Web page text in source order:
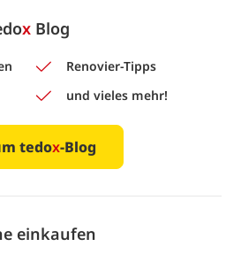
xBlog
Renovier-Tipps
und vieles mehr!
tedox-Blog
einkaufen